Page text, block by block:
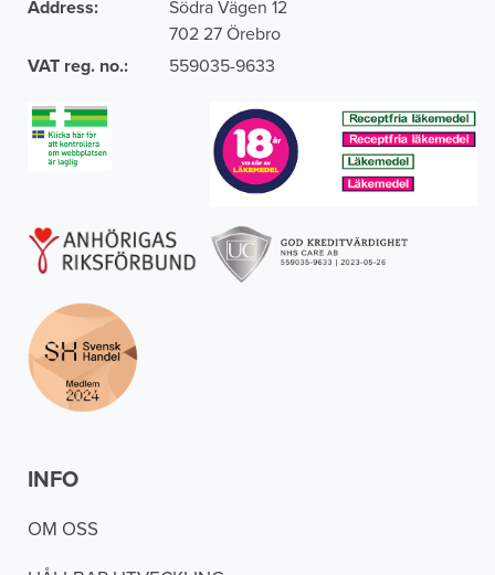
Address:
Södra Vägen 12
702 27 Örebro
VAT reg. no.:
559035-9633
INFO
OM OSS